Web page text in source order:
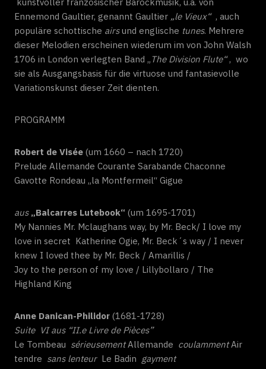
Ennemond Gaultier, genannt Gaultier „le Vieux“ , auch
populäre schottische airsund englische tunes. Mehrere
dieser Melodien erscheinen wiederum im von John Walsh
1706 in London verlegten Band „The Division Flute“, wo
sie als Ausgangsbasis für die virtuose und fantasievolle
Variationskunst dieser Zeit dienten.
PROGRAMM
Robert de Visée (um 1660 – nach 1720)
Prelude Allemande Courante Sarabande Chaconne
Gavotte Rondeau „la Montfermeil“ Gigue
aus „Balcarres Lutebook“ (um 1695-1701)
My Nannies Mr. Mclaughans way, by Mr. Beck/ I love my
love in secret Katherine Ogie, Mr. Beck´s way / I never
knew I loved thee by Mr. Beck / Amarillis /
Joy to the person of my love / Lillybollaro / The
Highland King
Anne Danican-Philidor (1681-1728)
Suite VI aus “II.e Livre de Pièces”
Le Tombeau sérieusementAllemande coulammentAir
tendre sans lenteur Le Badin gayment